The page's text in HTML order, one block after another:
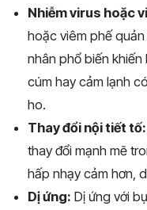
Nhiễm virus hoặc
hoặc viêm phế
nhân phổ biến
cúm hay cảm lạnh
ho.
Thay đổi nội tiết tố:
thay đổi mạnh mẽ
hấp nhạy cảm hơn,
Dị ứng: Dị ứng với